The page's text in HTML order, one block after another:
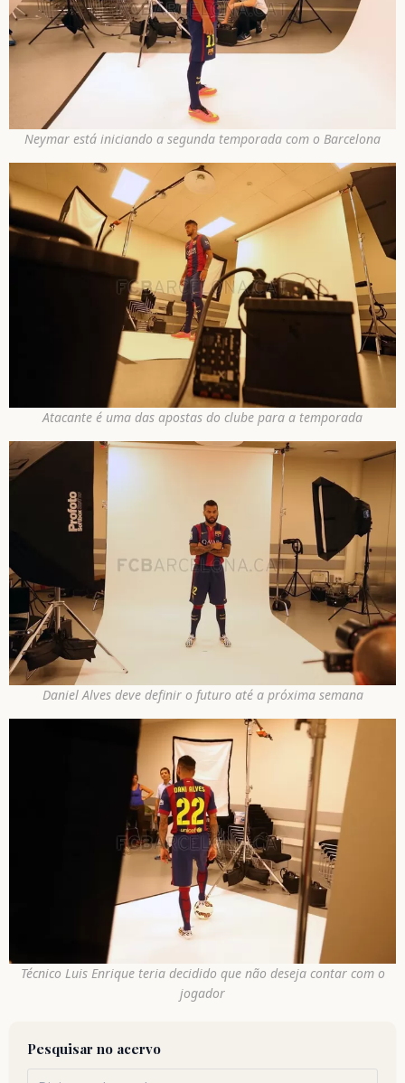
Neymar está iniciando a segunda temporada com o Barcelona
Atacante é uma das apostas do clube para a temporada
Daniel Alves deve definir o futuro até a próxima semana
Técnico Luis Enrique teria decidido que não deseja contar com o
jogador
Pesquisar no acervo